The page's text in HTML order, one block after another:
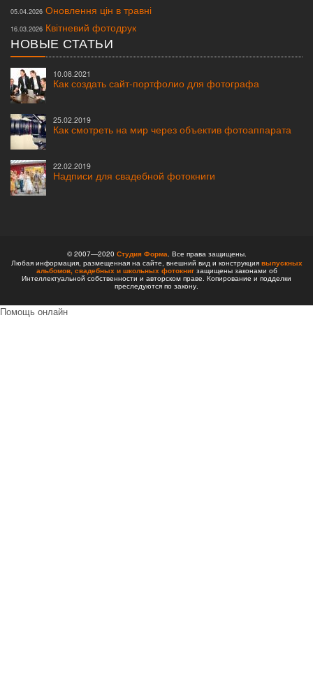
05.04.2026 Оновлення цін в травні
16.03.2026 Квітневий фотодрук
НОВЫЕ СТАТЬИ
10.08.2021
Как создать сайт-портфолио для фотографа
25.02.2019
Как смотреть на мир через объектив фотоаппарата
22.02.2019
Надписи для свадебной фотокниги
© 2007—2020 Студия Форма . Все права защищены.
Любая информация, размещенная на сайте, внешний вид и конструкция выпускных
альбомов, свадебных и школьных фотокнигзащищены законами об
Интеллектуальной собственности и авторском праве. Копирование и подделки
преследуются по закону.
Помощь онлайн